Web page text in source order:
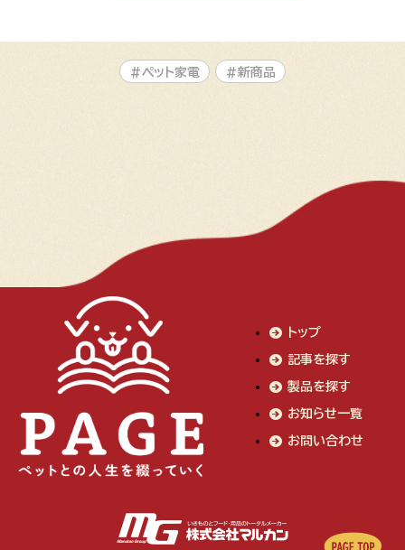
#ペット家電 #新商品
トップ
記事を探す
製品を探す
お知らせ一覧
お問い合わせ